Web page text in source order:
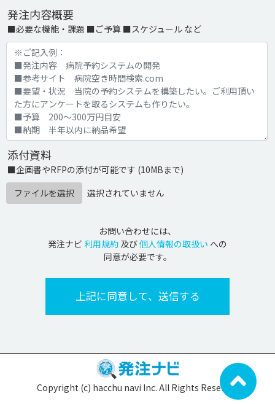
発注内容概要
■必要な機能・課題 ■ご予算 ■スケジュール など
添付資料
■企画書やRFPの添付が可能です (10MBまで)
ファイルを選択
選択されていません
お問い合わせには、
発注ナビ 利用規約 及び個人情報の取扱い への
同意が必要です。
Copyright (c) hacchu navi Inc. All Rights Reserved